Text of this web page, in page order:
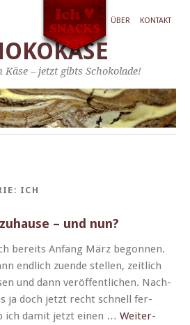
ÜBER KONTAKT
Käse – jetzt gibts Schokolade!
ICH
– und nun?
bere­its Anfang März begonnen.
endlich zuende stellen, zeitlich
und dann veröf­fentlichen. Nach­
ja doch jet­zt recht schnell fer­
ich damit jet­zt einen … Weit­er­